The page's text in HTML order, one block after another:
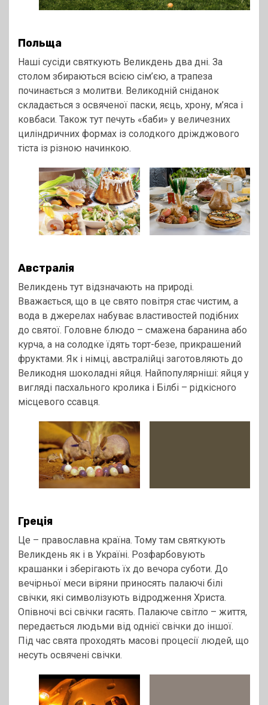
Польща
Наші сусіди святкують Великдень два дні. За
столом збираються всією сім’єю, а трапеза
починається з молитви. Великодній сніданок
складається з освяченої паски, яєць, хрону, м’яса і
ковбаси. Також тут печуть «баби» у величезних
циліндричних формах із солодкого дріжджового
тіста із різною начинкою.
Австралія
Великдень тут відзначають на природі.
Вважається, що в це свято повітря стає чистим, а
вода в джерелах набуває властивостей подібних
до святої. Головне блюдо – смажена баранина або
курча, а на солодке їдять торт-безе, прикрашений
фруктами. Як і німці, австралійці заготовляють до
Великодня шоколадні яйця. Найпопулярніші: яйця у
вигляді пасхального кролика і Білбі – рідкісного
місцевого ссавця.
Греція
Це – православна країна. Тому там святкують
Великдень як і в Україні. Розфарбовують
крашанки і зберігають їх до вечора суботи. До
вечірньої меси віряни приносять палаючі білі
свічки, які символізують відродження Христа.
Опівночі всі свічки гасять. Палаюче світло – життя,
передається людьми від однієї свічки до іншої.
Під час свята проходять масові процесії людей, що
несуть освячені свічки.